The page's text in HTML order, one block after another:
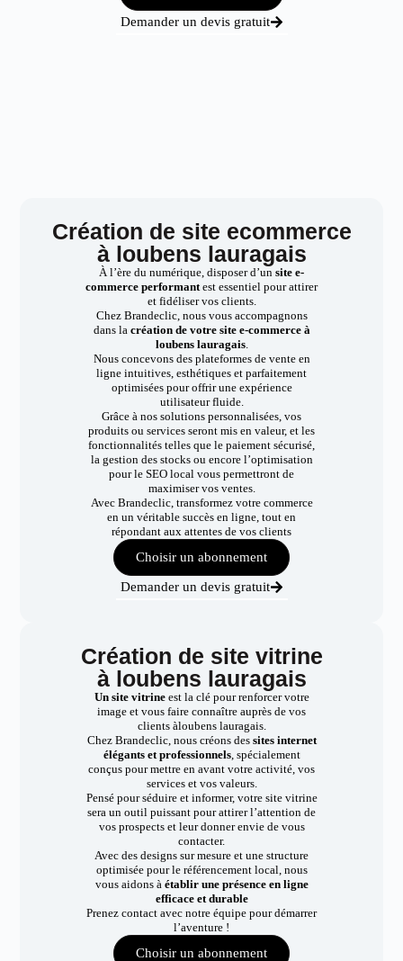
Demander un devis gratuit
Création de site ecommerce
à loubens lauragais
À l’ère du numérique, disposer d’un site e-
commerce performantest essentiel pour attirer
et fidéliser vos clients.
Chez Brandeclic, nous vous accompagnons
dans la création de votre site e-commerce à
loubens lauragais.
Nous concevons des plateformes de vente en
ligne intuitives, esthétiques et parfaitement
optimisées pour offrir une expérience
utilisateur fluide.
Grâce à nos solutions personnalisées, vos
produits ou services seront mis en valeur, et les
fonctionnalités telles que le paiement sécurisé,
la gestion des stocks ou encore l’optimisation
pour le SEO local vous permettront de
maximiser vos ventes.
Avec Brandeclic, transformez votre commerce
en un véritable succès en ligne, tout en
répondant aux attentes de vos clients
Choisir un abonnement
Demander un devis gratuit
Création de site vitrine
à loubens lauragais
Un site vitrineest la clé pour renforcer votre
image et vous faire connaître auprès de vos
clients àloubens lauragais.
Chez Brandeclic, nous créons dessites internet
élégants et professionnels, spécialement
conçus pour mettre en avant votre activité, vos
services et vos valeurs.
Pensé pour séduire et informer, votre site vitrine
sera un outil puissant pour attirer l’attention de
vos prospects et leur donner envie de vous
contacter.
Avec des designs sur mesure et une structure
optimisée pour le référencement local, nous
vous aidons à établir une présence en ligne
efficace et durable
Prenez contact avec notre équipe pour démarrer
l’aventure !
Choisir un abonnement